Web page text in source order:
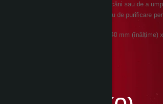
În plus, posibilitatea de a bea cu căni sau de a
Se recomandă instalarea unui filtru de purificare
Înălțime: 1020mm; Dimensiuni: 140 mm (înălțime)